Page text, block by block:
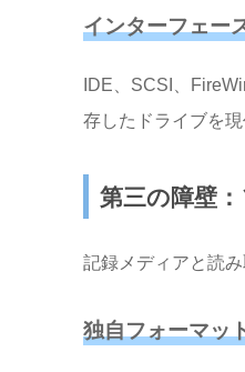
インターフェー
IDE、SCSI、
存したドライブを
第三の障壁
記録メディアと読
独自フォーマッ